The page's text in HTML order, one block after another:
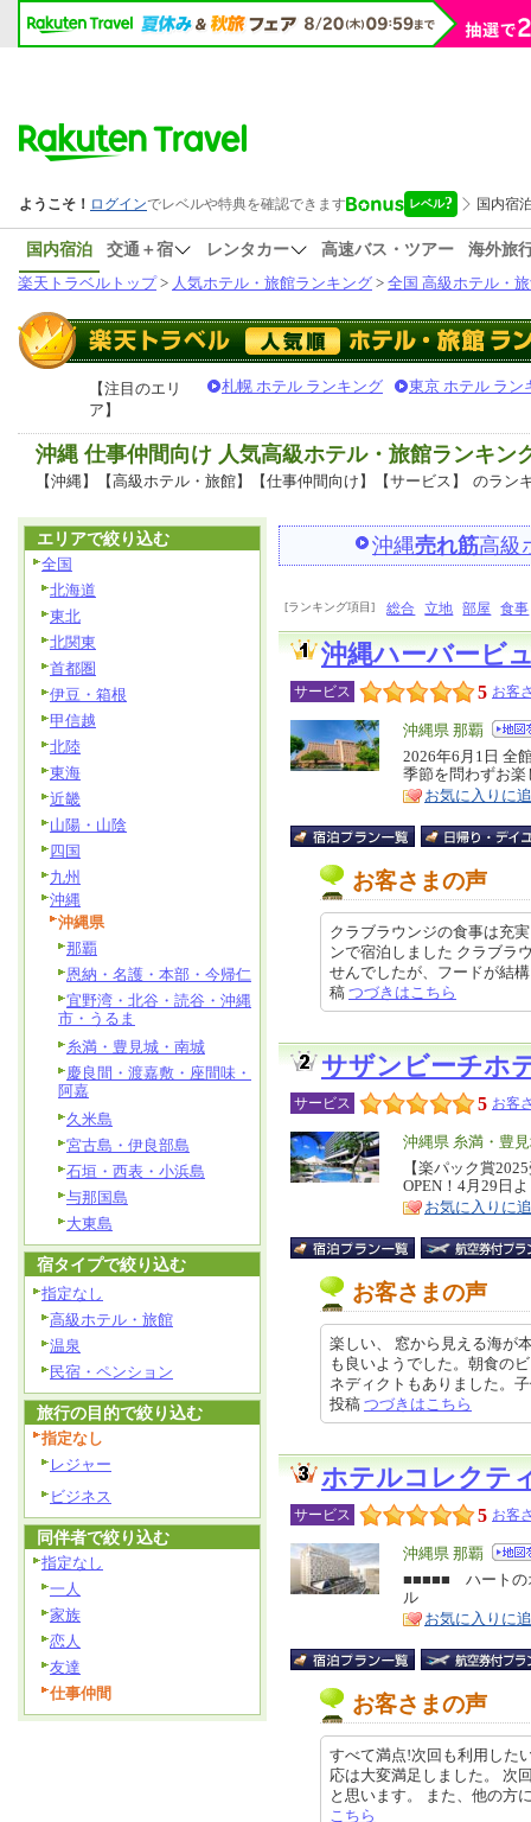
国内宿泊 交通＋宿 レンタカー 高速バス・ツアー
海外旅
楽天トラベルトップ> 人気ホテル・旅館ランキング > 全国 高級ホテル・
【注目のエリ
ア】
札幌 ホテル ランキング 東京 ホテル ラン
沖縄 仕事仲間向け 人気高級ホテル・旅館ランキン
【沖縄】【高級ホテル・旅館】【仕事仲間向け】【サービス】 のラン
沖縄売れ筋高級
[ランキング項目] 総合 立地 部屋 食事
沖縄ハーバービ
サービス 5 お客
エ
リ
ア
沖縄県 那覇
特
徴
2026年6月1日 全
季節を問わずお
お気に入りに
お客さまの声
クラブラウンジの食事は充
ンで宿泊しました クラブラ
せんでしたが、フードが結
稿 つづきはこちら
サザンビーチホ
サービス 5 お客
エ
リ
ア
沖縄県 糸満・豊
特
徴
【楽パック賞
OPEN！4月29日
お気に入りに
お客さまの声
楽しい、 窓から見える海が
も良いようでした。朝食の
ネディクトもありました。
投稿 つづきはこちら
ホテルコレクテ
サービス 5 お客
エ
リ
ア
沖縄県 那覇
特
徴
■■■■■ ハートの
ル
お気に入りに
お客さまの声
すべて満点!次回も利用した
応は大変満足しました。 次
と思います。 また、他の
こちら
エリアで絞り込む
全国
北海道
東北
北関東
首都圏
伊豆・箱根
甲信越
北陸
東海
近畿
山陽・山陰
四国
九州
沖縄
沖縄県
那覇
恩納・名護・本部・今帰仁
宜野湾・北谷・読谷・沖縄
市・うるま
糸満・豊見城・南城
慶良間・渡嘉敷・座間味・
阿嘉
久米島
宮古島・伊良部島
石垣・西表・小浜島
与那国島
大東島
宿タイプで絞り込む
指定なし
高級ホテル・旅館
温泉
民宿・ペンション
旅行の目的で絞り込む
指定なし
レジャー
ビジネス
同伴者で絞り込む
指定なし
一人
家族
恋人
友達
仕事仲間